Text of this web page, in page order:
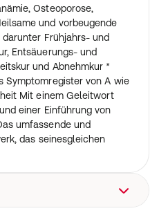
Osteoporose,
und vorbeugende
Frühjahrs- und
Entsäuerungs- und
und Abnehmkur *
Symptomregister von A wie
Mit einem Geleitwort
einer Einführung von
umfassende und
das seinesgleichen